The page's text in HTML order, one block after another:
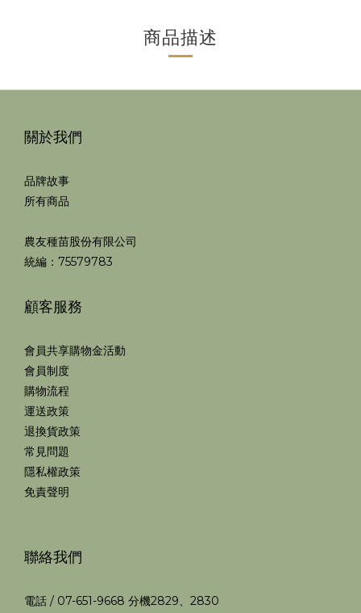
商品描述
關於我們
品牌故事
所有商品
農友種苗股份有限公司
統編：75579783
顧客服務
會員共享購物金活動
會員制度
購物流程
運送政策
退換貨政策
常見問題
隱私權政策
免責聲明
聯絡我們
電話 / 07-651-9668 分機2829、2830